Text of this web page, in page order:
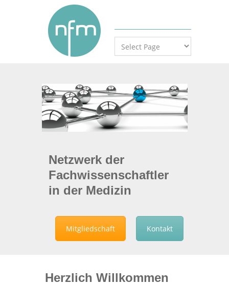
Netzwerk der
Fachwissenschaftler
in der Medizin
Mitgliedschaft Kontakt
Herzlich Willkommen